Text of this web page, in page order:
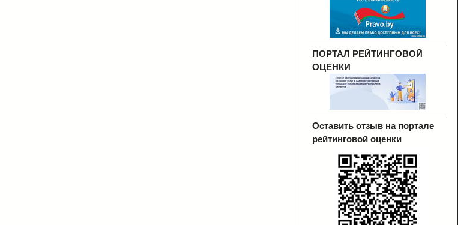
ПОРТАЛ РЕЙТИНГОВОЙ
ОЦЕНКИ
Оставить отзыв на портале
рейтинговой оценки